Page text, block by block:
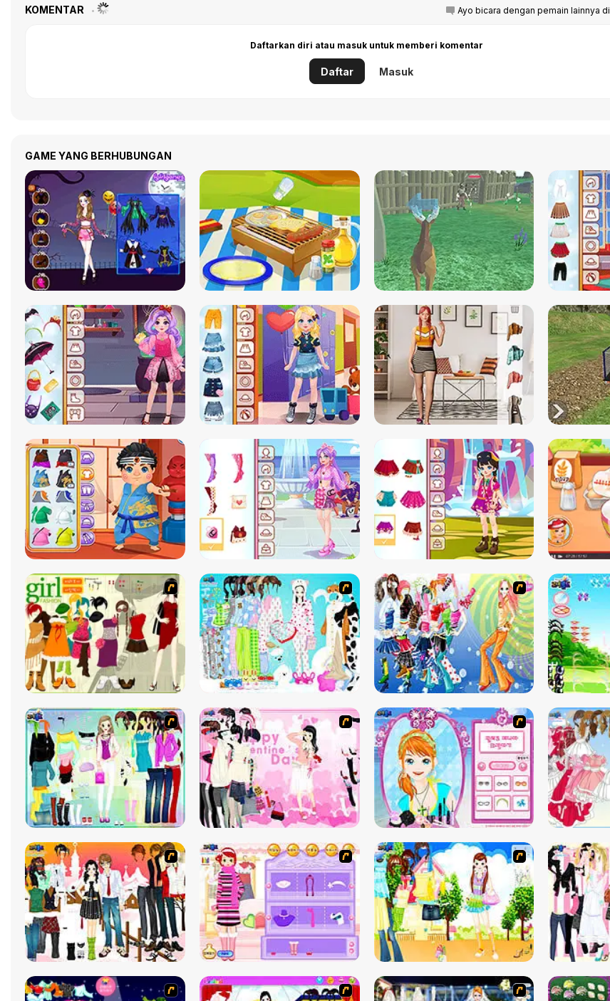
KOMENTAR Ayo bicara dengan pemain lainnya di
Daftarkan diri atau masuk untuk memberi komentar
Daftar Masuk
GAME YANG BERHUBUNGAN